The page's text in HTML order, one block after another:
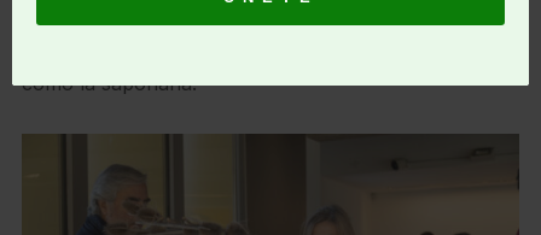
como la saponaria.